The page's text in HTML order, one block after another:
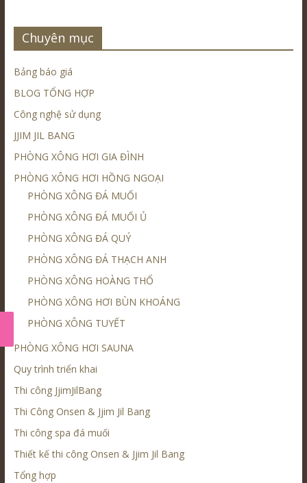
Chuyên mục
Bảng báo giá
BLOG TỔNG HỢP
Công nghệ sử dụng
JJIM JIL BANG
PHÒNG XÔNG HƠI GIA ĐÌNH
PHÒNG XÔNG HƠI HỒNG NGOẠI
PHÒNG XÔNG ĐÁ MUỐI
PHÒNG XÔNG ĐÁ MUỐI Ủ
PHÒNG XÔNG ĐÁ QUÝ
PHÒNG XÔNG ĐÁ THẠCH ANH
PHÒNG XÔNG HOÀNG THỔ
PHÒNG XÔNG HƠI BÙN KHOÁNG
PHÒNG XÔNG TUYẾT
PHÒNG XÔNG HƠI SAUNA
Quy trình triển khai
Thi công JjimJilBang
Thi Công Onsen & Jjim Jil Bang
Thi công spa đá muối
Thiết kế thi công Onsen & Jjim Jil Bang
Tổng hợp